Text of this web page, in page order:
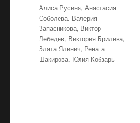
Метки
Алиса Русина,Анастасия
Соболева, Валерия
Запасникова, Виктор
Лебедев, Виктория Брилева,
Злата Ялинич, Рената
Шакирова, Юлия Кобзарь